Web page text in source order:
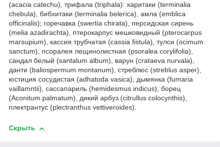
(acacia catechu), трифала (triphala): харитаки (terminalia
chebula), бибхитаки (terminalia belerica), амла (emblica
officinalis); горечавка (swertia chirata), персидская сирень
(melia azadirachta), птерокарпус мешковидный (pterocarpus
marsupium), кассия трубчатая (сassia fistula), тулси (ocimum
sanctum), псоралея лещинолистная (psoralea corylifolia),
сандал белый (santalum album), варун (crataeva nurvala),
данти (baliospermum montanum), стреблюс (streblus asper),
юстиция сосудистая (adhatoda vasica), дымянка (fumaria
vaillamntii), сассапариль (hemidesmus indicus), борец
(Aconitum palmatum), дикий арбуз (citrullus colocynthis),
плектрантус (plectranthus vettiveroides).
Скрыть